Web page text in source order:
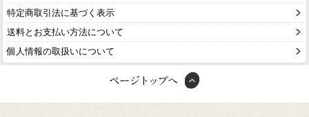
特定商取引法に基づく表示
送料とお支払い方法について
個人情報の取扱いについて